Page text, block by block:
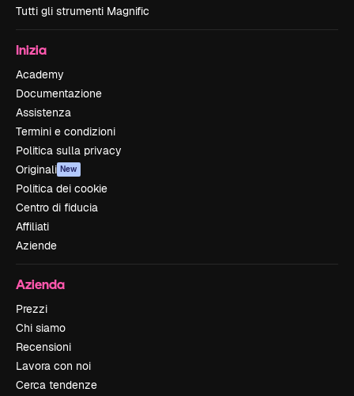
Tutti gli strumenti Magnific
Inizia
Academy
Documentazione
Assistenza
Termini e condizioni
Politica sulla privacy
Originali New
Politica dei cookie
Centro di fiducia
Affiliati
Aziende
Azienda
Prezzi
Chi siamo
Recensioni
Lavora con noi
Cerca tendenze